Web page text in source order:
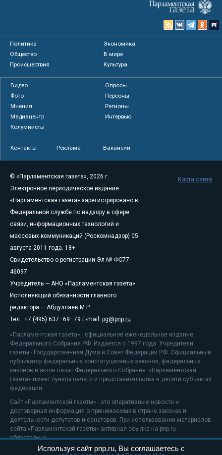
Политика
Экономика
Общество
В мире
Происшествия
Культура
Видео
Опросы
Фото
Персоны
Мнения
Регионы
Медиацентр
Интервью
Колумнисты
Контакты Реклама Вакансии
© «Парламентская газета», 2026 г.
Электронное периодическое издание
«Парламентская газета» зарегистрировано в
Федеральной службе по надзору в сфере
связи, информационных технологий и
массовых коммуникаций (Роскомнадзор) 05
августа 2011 года. 18+
Свидетельство о регистрации Эл № ФС77-
46097
Учредитель — АНО «Парламентская газета»
Исполняющий обязанности главного
редактора — Абдуллаев М.Р.
Тел.: +7 (495) 637–69–79 E-mail: pg@pnp.ru
«Парламентская газета» - официальное еженедельное издание
Федерального Собрания РФ. Издается с 1997 года. Учредители
газеты - Государственная Дума и Совет Федерации РФ. Официальный
публикатор федеральных конституционных законов, федеральных
законов и актов палат Федерального Собрания. «Парламентская
газета» имеет пункты печати и представительства в десяти субъектах
федерации.
Сайт «Парламентской газеты» - это оперативные новости и
достоверная информация о принимаемых в стране законах и
деятельности депутатов и сенаторов. При использовании материалов
сайта «Парламентской газеты» активная ссылка на pnp.ru
обязательна.
На информационном ресурсе применяютсярекомендательные
Карта сайта
Используя сайт pnp.ru, Вы соглашаетесь с